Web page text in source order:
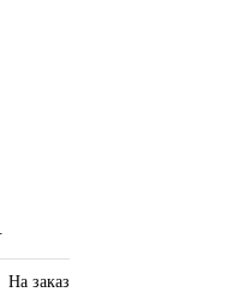
На заказ